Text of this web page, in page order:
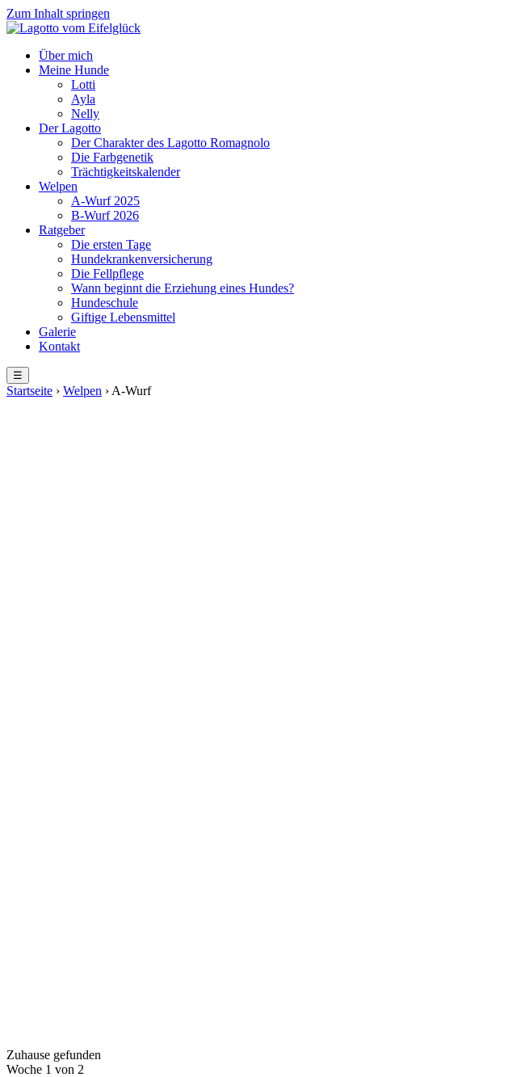
Zum Inhalt springen
Über mich
Meine Hunde
Lotti
Ayla
Nelly
Der Lagotto
Der Charakter des Lagotto Romagnolo
Die Farbgenetik
Trächtigkeitskalender
Welpen
A-Wurf 2025
B-Wurf 2026
Ratgeber
Die ersten Tage
Hundekrankenversicherung
Die Fellpflege
Wann beginnt die Erziehung eines Hundes?
Hundeschule
Giftige Lebensmittel
Galerie
Kontakt
☰
Startseite › Welpen › A-Wurf
Zuhause gefunden
Woche 1 von 2